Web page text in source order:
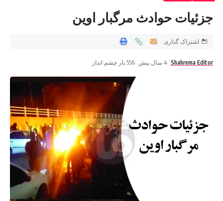
جزئیات حوادث مرگبار اوین
Shahrema Editor 4 سال پیش 556 بار چشم انداز
اشتراک گذاری